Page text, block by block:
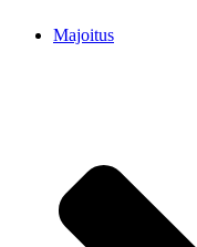
Majoitus